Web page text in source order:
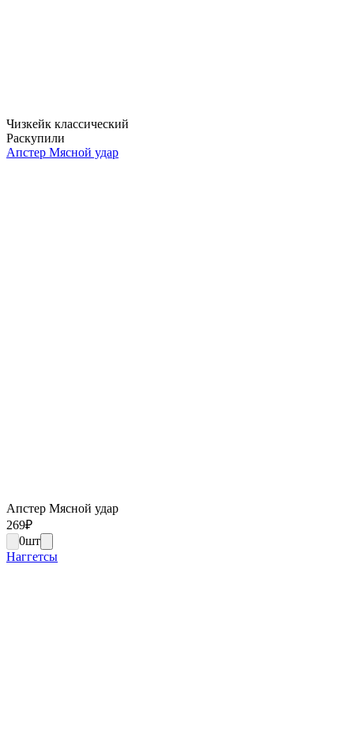
Чизкейк классический
Раскупили
Апстер Мясной удар
Апстер Мясной удар
269₽
0шт
Наггетсы